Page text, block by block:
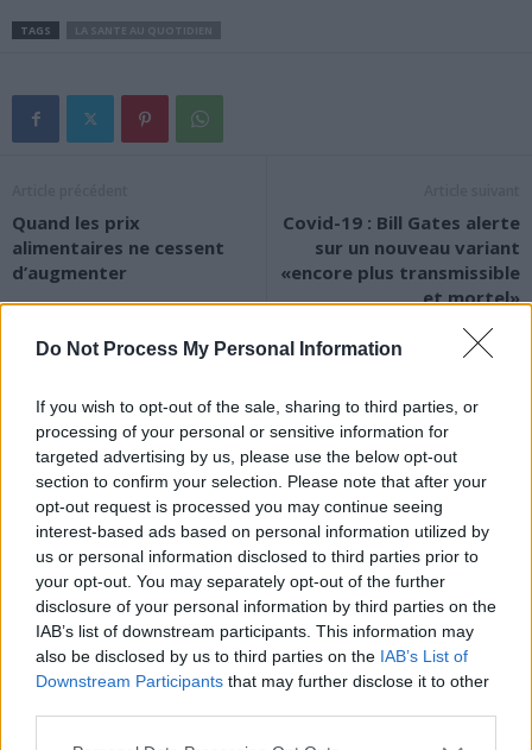
Do Not Process My Personal Information
If you wish to opt-out of the sale, sharing to third parties, or
processing of your personal or sensitive information for
targeted advertising by us, please use the below opt-out
section to confirm your selection. Please note that after your
opt-out request is processed you may continue seeing
interest-based ads based on personal information utilized by
us or personal information disclosed to third parties prior to
your opt-out. You may separately opt-out of the further
disclosure of your personal information by third parties on the
IAB’s list of downstream participants. This information may
also be disclosed by us to third parties on the IAB’s List of
Downstream Participants that may further disclose it to other
TAGS
Quand les prix
alimentaires ne cessent
d’augmenter
Covid-19 : Bill Gates alerte
sur un nouveau variant
«encore plus transmissible
et mortel»
News Santé
https://news-sante.fr
ARTICLES CONNEXES PLUS DE L'AUTEUR